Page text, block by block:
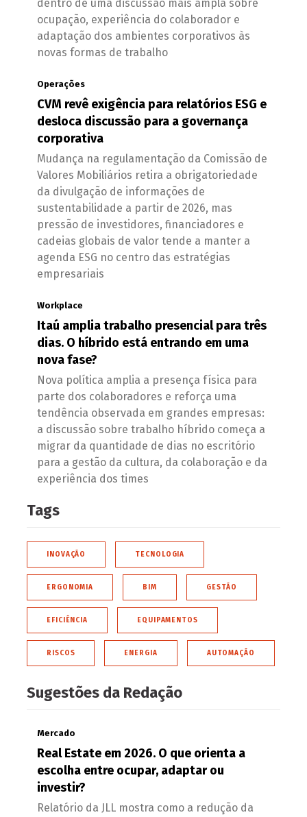
dentro de uma discussão mais ampla sobre
ocupação, experiência do colaborador e
adaptação dos ambientes corporativos às
novas formas de trabalho
Operações
CVM revê exigência para relatórios ESG e
desloca discussão para a governança
corporativa
Mudança na regulamentação da Comissão de
Valores Mobiliários retira a obrigatoriedade
da divulgação de informações de
sustentabilidade a partir de 2026, mas
pressão de investidores, financiadores e
cadeias globais de valor tende a manter a
agenda ESG no centro das estratégias
empresariais
Workplace
Itaú amplia trabalho presencial para três
dias. O híbrido está entrando em uma
nova fase?
Nova política amplia a presença física para
parte dos colaboradores e reforça uma
tendência observada em grandes empresas:
a discussão sobre trabalho híbrido começa a
migrar da quantidade de dias no escritório
para a gestão da cultura, da colaboração e da
experiência dos times
Tags
INOVAÇÃO TECNOLOGIA
ERGONOMIA BIM GESTÃO
EFICIÊNCIA EQUIPAMENTOS
RISCOS ENERGIA AUTOMAÇÃO
Sugestões da Redação
Mercado
Real Estate em 2026. O que orienta a
escolha entre ocupar, adaptar ou
investir?
Relatório da JLL mostra como a redução da